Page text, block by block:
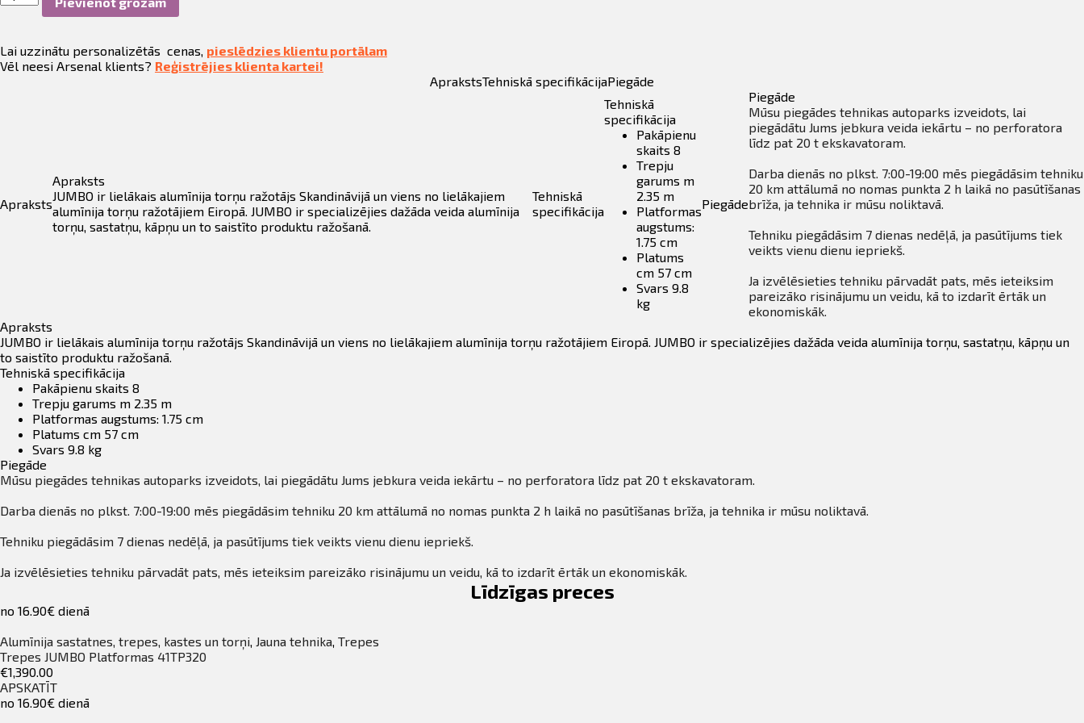
veida
Hobby
41JH008
Lai uzzinātu personalizētās cenas, pieslēdzies klientu portālam
Vēl neesi Arsenal klients? Reģistrējies klienta kartei!
AprakstsTehniskā specifikācijaPiegāde
Apraksts
Apraksts
JUMBO ir lielākais alumīnija torņu ražotājs Skandināvijā un viens no lielākajiem
alumīnija torņu ražotājiem Eiropā. JUMBO ir specializējies dažāda veida alumīnija
torņu, sastatņu, kāpņu un to saistīto produktu ražošanā.
Tehniskā
specifikācija
Tehniskā
specifikācija
Pakāpienu
skaits 8
Trepju
garums m
2.35 m
Platformas
augstums:
1.75 cm
Platums
cm 57 cm
Svars 9.8
kg
Piegāde
Piegāde
Mūsu piegādes tehnikas autoparks izveidots, lai
piegādātu Jums jebkura veida iekārtu – no perforatora
līdz pat 20 t ekskavatoram.
Darba dienās no plkst. 7:00-19:00 mēs piegādāsim tehniku
20 km attālumā no nomas punkta 2 h laikā no pasūtīšanas
brīža, ja tehnika ir mūsu noliktavā.
Tehniku piegādāsim 7 dienas nedēļā, ja pasūtījums tiek
veikts vienu dienu iepriekš.
Ja izvēlēsieties tehniku pārvadāt pats, mēs ieteiksim
pareizāko risinājumu un veidu, kā to izdarīt ērtāk un
ekonomiskāk.
Apraksts
JUMBO ir lielākais alumīnija torņu ražotājs Skandināvijā un viens no lielākajiem alumīnija torņu ražotājiem Eiropā. JUMBO ir specializējies dažāda veida alumīnija torņu, sastatņu, kāpņu un
to saistīto produktu ražošanā.
Tehniskā specifikācija
Pakāpienu skaits 8
Trepju garums m 2.35 m
Platformas augstums: 1.75 cm
Platums cm 57 cm
Svars 9.8 kg
Piegāde
Mūsu piegādes tehnikas autoparks izveidots, lai piegādātu Jums jebkura veida iekārtu – no perforatora līdz pat 20 t ekskavatoram.
Darba dienās no plkst. 7:00-19:00 mēs piegādāsim tehniku 20 km attālumā no nomas punkta 2 h laikā no pasūtīšanas brīža, ja tehnika ir mūsu noliktavā.
Tehniku piegādāsim 7 dienas nedēļā, ja pasūtījums tiek veikts vienu dienu iepriekš.
Ja izvēlēsieties tehniku pārvadāt pats, mēs ieteiksim pareizāko risinājumu un veidu, kā to izdarīt ērtāk un ekonomiskāk.
Līdzīgas preces
no 16.90€ dienā
Alumīnija sastatnes, trepes, kastes un torņi Jauna tehnika Trepes
Trepes JUMBO Platformas 41TP320
€1,390.00
APSKATĪT
no 16.90€ dienā